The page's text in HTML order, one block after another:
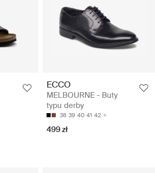
ECCO
MELBOURNE - Buty
typu derby
38 39 40 41 42
499 zł